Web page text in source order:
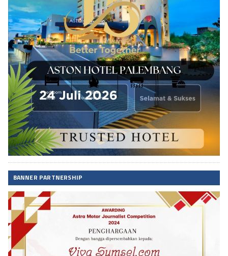
BANNER PARTNERSHIP